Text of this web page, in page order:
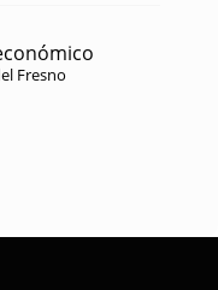
Fresno